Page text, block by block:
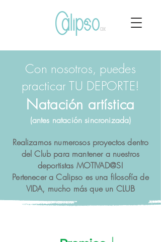
Con nosotros, puedes
practicar TU DEPORTE!
Natación artística
(antes natación sincronizada)
Realizamos numerosos proyectos dentro
del Club para mantener a nuestros
deportistas MOTIVAD@S!
Pertenecer a Calipso es una filosofía de
VIDA, mucho más que un CLUB